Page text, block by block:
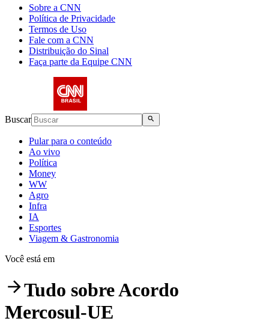
Sobre a CNN
Política de Privacidade
Termos de Uso
Fale com a CNN
Distribuição do Sinal
Faça parte da Equipe CNN
Buscar
Pular para o conteúdo
Ao vivo
Política
Money
WW
Agro
Infra
IA
Esportes
Viagem & Gastronomia
Você está em
Tudo sobreAcordo
Mercosul-UE